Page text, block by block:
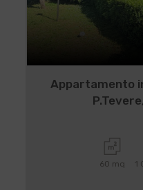
Appartamento
60 mq 1